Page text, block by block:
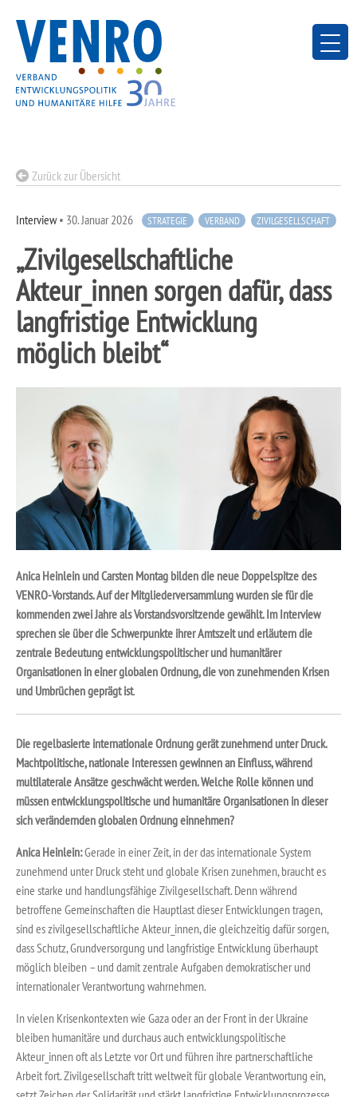
content
Zurück zur Übersicht
STRATEGIE VERBAND ZIVILGESELLSCHAFT
Interview• 30. Januar 2026
„Zivilgesellschaftliche
Akteur_innen sorgen dafür, dass
langfristige Entwicklung
möglich bleibt“
Anica Heinlein und Carsten Montag bilden die neue Doppelspitze des
VENRO-Vorstands. Auf der Mitgliederversammlung wurden sie für die
kommenden zwei Jahre als Vorstandsvorsitzende gewählt. Im Interview
sprechen sie über die Schwerpunkte ihrer Amtszeit und erläutern die
zentrale Bedeutung entwicklungspolitischer und humanitärer
Organisationen in einer globalen Ordnung, die von zunehmenden Krisen
und Umbrüchen geprägt ist.
Die regelbasierte internationale Ordnung gerät zunehmend unter Druck.
Machtpolitische, nationale Interessen gewinnen an Einfluss, während
multilaterale Ansätze geschwächt werden. Welche Rolle können und
müssen entwicklungspolitische und humanitäre Organisationen in dieser
sich verändernden globalen Ordnung einnehmen?
Anica Heinlein:Gerade in einer Zeit, in der das internationale System
zunehmend unter Druck steht und globale Krisen zunehmen, braucht es
eine starke und handlungsfähige Zivilgesellschaft. Denn während
betroffene Gemeinschaften die Hauptlast dieser Entwicklungen tragen,
sind es zivilgesellschaftliche Akteur_innen, die gleichzeitig dafür sorgen,
dass Schutz, Grundversorgung und langfristige Entwicklung überhaupt
möglich bleiben – und damit zentrale Aufgaben demokratischer und
internationaler Verantwortung wahrnehmen.
In vielen Krisenkontexten wie Gaza oder an der Front in der Ukraine
bleiben humanitäre und durchaus auch entwicklungspolitische
Akteur_innen oft als Letzte vor Ort und führen ihre partnerschaftliche
Arbeit fort. Zivilgesellschaft tritt weltweit für globale Verantwortung ein,